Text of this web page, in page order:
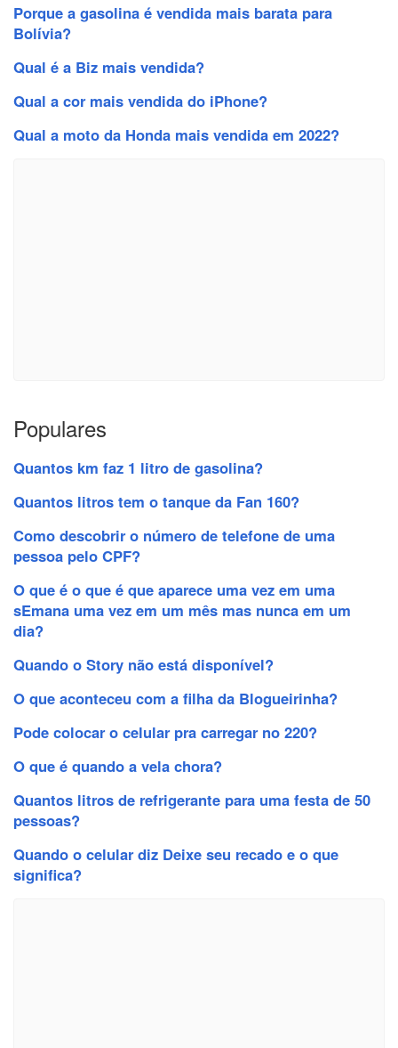
Porque a gasolina é vendida mais barata para
Bolívia?
Qual é a Biz mais vendida?
Qual a cor mais vendida do iPhone?
Qual a moto da Honda mais vendida em 2022?
Populares
Quantos km faz 1 litro de gasolina?
Quantos litros tem o tanque da Fan 160?
Como descobrir o número de telefone de uma
pessoa pelo CPF?
O que é o que é que aparece uma vez em uma
sEmana uma vez em um mês mas nunca em um
dia?
Quando o Story não está disponível?
O que aconteceu com a filha da Blogueirinha?
Pode colocar o celular pra carregar no 220?
O que é quando a vela chora?
Quantos litros de refrigerante para uma festa de 50
pessoas?
Quando o celular diz Deixe seu recado e o que
significa?